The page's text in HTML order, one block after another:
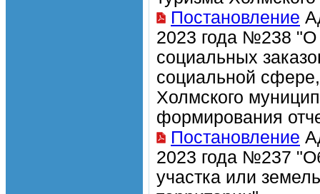
Постановление
2023 года №238
социальных
социальной
Холмского
формирования
Постановление
2023 года №237
участка или